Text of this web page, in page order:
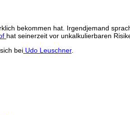
bekommen hat. Irgendjemand
hat seinerzeit vor unkalkulierbaren
bei Udo Leuschner.